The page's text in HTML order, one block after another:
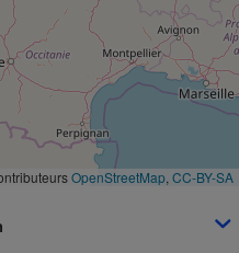
OpenStreetMap CC-BY-SA
Complément
alimentaire
Assurance emprunteur
Petit électroménager -
Mutuelle